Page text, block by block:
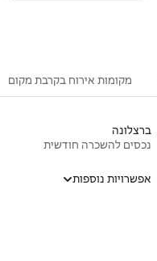
מקומות אירוח בקרבת מקום
ברצלונה
נכסים להשכרה חודשית
אפשרויות נוספות